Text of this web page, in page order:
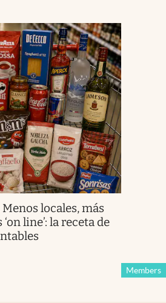
Menos locales, más
line’: la receta de
Members